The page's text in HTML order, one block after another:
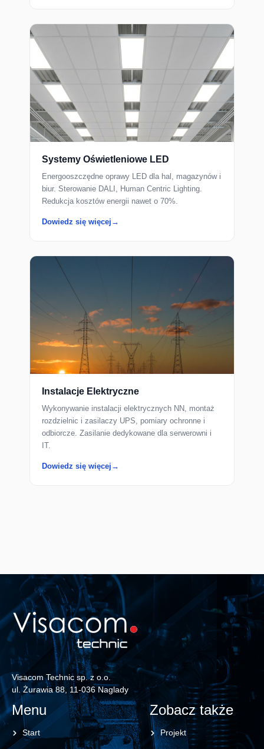
Systemy Oświetleniowe LED
Energooszczędne oprawy LED dla hal, magazynów i
biur. Sterowanie DALI, Human Centric Lighting.
Redukcja kosztów energii nawet o 70%.
Dowiedz się więcej
Instalacje Elektryczne
Wykonywanie instalacji elektrycznych NN, montaż
rozdzielnic i zasilaczy UPS, pomiary ochronne i
odbiorcze. Zasilanie dedykowane dla serwerowni i
IT.
Dowiedz się więcej
Visacom Technic sp. z o.o.
ul. Żurawia 88, 11-036 Naglady
Menu
Start
Zobacz także
Projekt